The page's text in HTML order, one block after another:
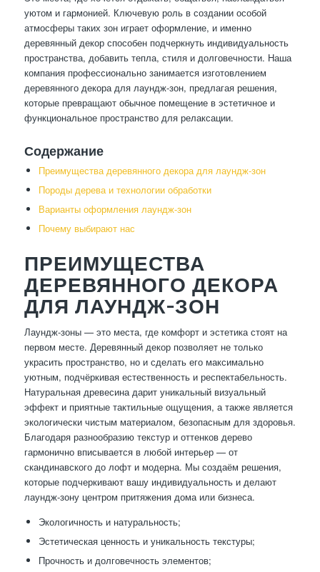
уютом и гармонией. Ключевую роль в создании особой
атмосферы таких зон играет оформление, и именно
деревянный декор способен подчеркнуть индивидуальность
пространства, добавить тепла, стиля и долговечности. Наша
компания профессионально занимается изготовлением
деревянного декора для лаундж-зон, предлагая решения,
которые превращают обычное помещение в эстетичное и
функциональное пространство для релаксации.
Содержание
Преимущества деревянного декора для лаундж-зон
Породы дерева и технологии обработки
Варианты оформления лаундж-зон
Почему выбирают нас
ПРЕИМУЩЕСТВА
ДЕРЕВЯННОГО ДЕКОРА
ДЛЯ ЛАУНДЖ-ЗОН
Лаундж-зоны — это места, где комфорт и эстетика стоят на
первом месте. Деревянный декор позволяет не только
украсить пространство, но и сделать его максимально
уютным, подчёркивая естественность и респектабельность.
Натуральная древесина дарит уникальный визуальный
эффект и приятные тактильные ощущения, а также является
экологически чистым материалом, безопасным для здоровья.
Благодаря разнообразию текстур и оттенков дерево
гармонично вписывается в любой интерьер — от
скандинавского до лофт и модерна. Мы создаём решения,
которые подчеркивают вашу индивидуальность и делают
лаундж-зону центром притяжения дома или бизнеса.
Экологичность и натуральность;
Эстетическая ценность и уникальность текстуры;
Прочность и долговечность элементов;